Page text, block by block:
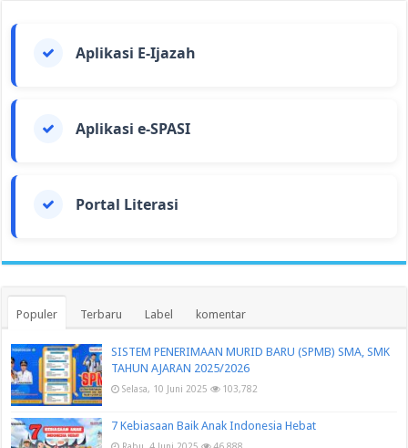
Aplikasi E-Ijazah
Aplikasi e-SPASI
Portal Literasi
Populer Terbaru Label komentar
SISTEM PENERIMAAN MURID BARU (SPMB) SMA, SMK
TAHUN AJARAN 2025/2026
Selasa, 10 Juni 2025 103,782
7 Kebiasaan Baik Anak Indonesia Hebat